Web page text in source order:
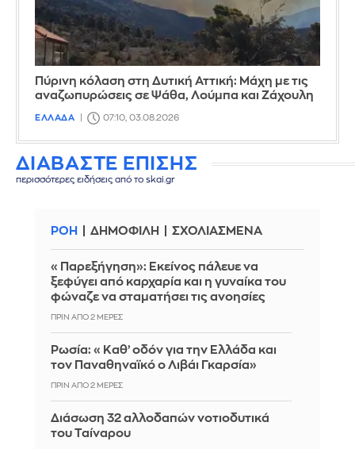
Πύρινη κόλαση στη Δυτική Αττική: Μάχη με τις
αναζωπυρώσεις σε Ψάθα, Λούμπα και Ζάχουλη
ΕΛΛΑΔΑ 07:10, 03.08.2026
ΔΙΑΒΑΣΤΕ ΕΠΙΣΗΣ
περισσότερες ειδήσεις από το skai.gr
ΡΟΗ ΔΗΜΟΦΙΛΗ ΣΧΟΛΙΑΣΜΕΝΑ
«Παρεξήγηση»: Εκείνος πάλευε να
ξεφύγει από καρχαρία και η γυναίκα του
φώναζε να σταματήσει τις ανοησίες
ΠΡΙΝ ΑΠΌ 2 ΜΈΡΕΣ
Ρωσία: «Καθ’ οδόν για την Ελλάδα και
τον Παναθηναϊκό ο Λιβάι Γκαρσία»
ΠΡΙΝ ΑΠΌ 2 ΜΈΡΕΣ
Διάσωση 32 αλλοδαπών νοτιοδυτικά
του Ταίναρου